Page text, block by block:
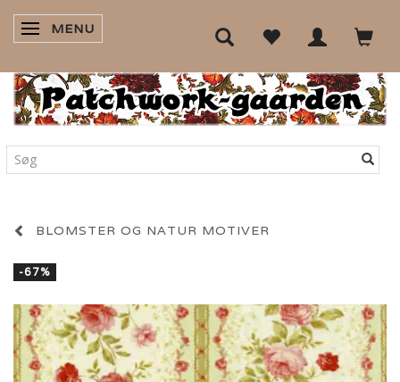
SKIFTE NAVIGATION
MENU
BLOMSTER OG NATUR MOTIVER
-67%